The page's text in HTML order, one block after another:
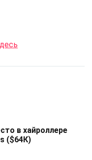
в хайроллере
($64К)